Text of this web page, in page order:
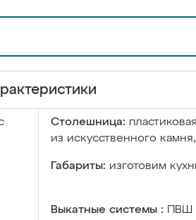
Столешница:
из искусственного
Габариты: изготовим
Выкатные системы :
ПВШ